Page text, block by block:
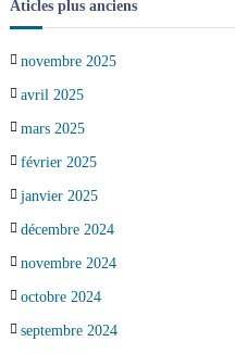
Aticles plus anciens
novembre 2025
avril 2025
mars 2025
février 2025
janvier 2025
décembre 2024
novembre 2024
octobre 2024
septembre 2024